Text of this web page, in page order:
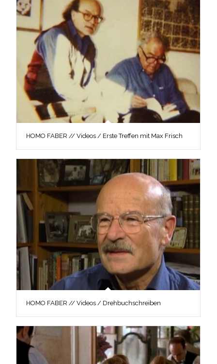
HOMO FABER // Videos / Erste Treffen mit Max Frisch
HOMO FABER // Videos / Drehbuchschreiben